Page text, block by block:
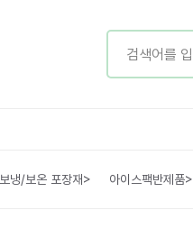
보냉/보온 포장재> 아이스팩반제품>